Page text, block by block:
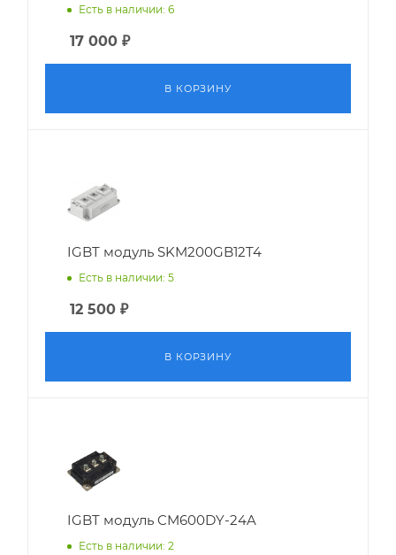
Есть в наличии: 6
17 000 ₽
В КОРЗИНУ
IGBT модуль SKM200GB12T4
Есть в наличии: 5
12 500 ₽
В КОРЗИНУ
IGBT модуль CM600DY-24A
Есть в наличии: 2